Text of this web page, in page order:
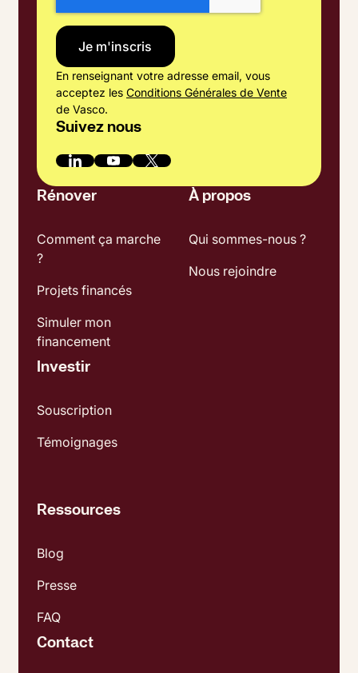
En renseignant votre adresse email, vous
acceptez les Conditions Générales de Vente
de Vasco.
Suivez nous
Rénover
Comment ça marche
?
Projets financés
Simuler mon
financement
Investir
Souscription
Témoignages
À propos
Qui sommes-nous ?
Nous rejoindre
Ressources
Blog
Presse
FAQ
Contact